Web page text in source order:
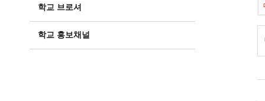
학교 브로셔
학교 홍보채널